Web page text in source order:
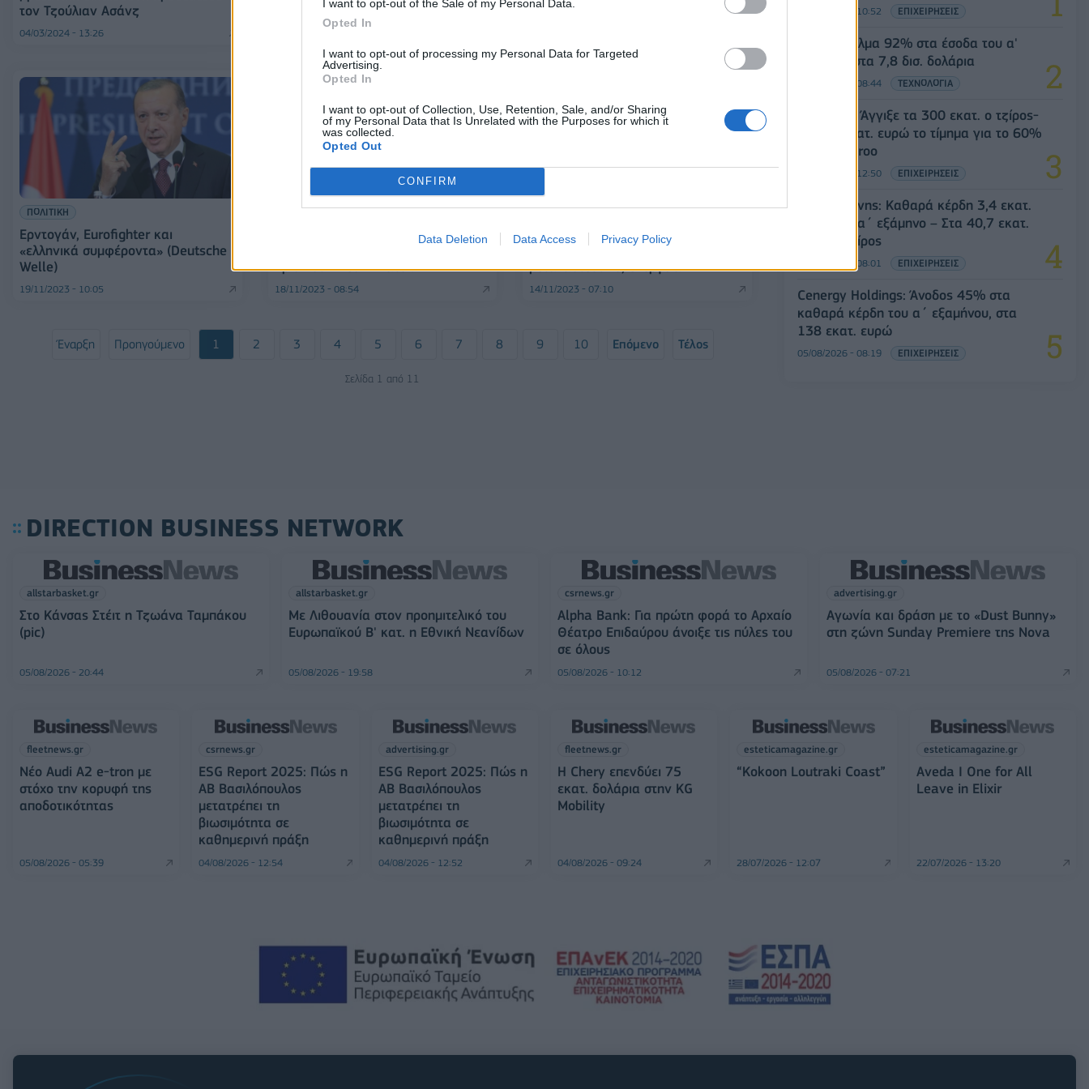
I want to opt-out of the Sale of my Personal Data.
Opted In
I want to opt-out of processing my Personal Data for Targeted
Advertising.
Opted In
I want to opt-out of Collection, Use, Retention, Sale, and/or Sharing
of my Personal Data that Is Unrelated with the Purposes for which it
was collected.
Opted Out
CONFIRM
Data Deletion Data Access Privacy Policy
τον Τζούλιαν Ασάνζ
04/03/2024 - 13:26 19/01/2024 - 21:24
ΠΟΛΙΤΙΚΗ
Ερντογάν, Eurofighter και
«ελληνικά συμφέροντα» (Deutsche
Welle)
19/11/2023 - 10:05
ΚΟΣΜΟΣ
Συνάντηση Σολτς - Ερντογάν:
κρίση στη Μέση Ανατολή
18/11/2023 - 08:54
ΠΟΛΙΤΙΚΗ
Σήμερα η συνάντηση Μητσοτάκη -
Σολτς - Στην ατζέντα οικονομία,
μεταναστευτικό, ενέργεια
14/11/2023 - 07:10
Έναρξη Προηγούμενο 1 2 3 4 5 6 7 8 9 10 Επόμενο Τέλος
Σελίδα 1 από 11
05/08/2026 - 10:52 ΕΠΙΧΕΙΡΗΣΕΙΣ
SpaceX: Άλμα 92% στα έσοδα του α'
τριμήνου στα 7,8 δισ. δολάρια
05/08/2026 - 08:44 ΤΕΧΝΟΛΟΓΙΑ
Evergood: Άγγιξε τα 300 εκατ. ο τζίρος-
Στα 10 εκατ. ευρώ το τίμημα για το 60%
του Jackaroo
05/08/2026 - 12:50 ΕΠΙΧΕΙΡΗΣΕΙΣ
Παπουτσάνης: Καθαρά κέρδη 3,4 εκατ.
ευρώ στο α΄ εξάμηνο – Στα 40,7 εκατ.
ευρώ ο τζίρος
05/08/2026 - 08:01 ΕΠΙΧΕΙΡΗΣΕΙΣ
Cenergy Holdings: Άνοδος 45% στα
καθαρά κέρδη του α΄ εξαμήνου, στα
138 εκατ. ευρώ
05/08/2026 - 08:19 ΕΠΙΧΕΙΡΗΣΕΙΣ
DIRECTION BUSINESS NETWORK
allstarbasket.gr
Στο Κάνσας Στέιτ η Τζωάνα Ταμπάκου
(pic)
05/08/2026 - 20:44
allstarbasket.gr
Με Λιθουανία στον προημιτελικό του
Ευρωπαϊκού Β' κατ. η Εθνική Νεανίδων
05/08/2026 - 19:58
csrnews.gr
Alpha Bank: Για πρώτη φορά το Αρχαίο
Θέατρο Επιδαύρου άνοιξε τις πύλες του
σε όλους
05/08/2026 - 10:12
advertising.gr
Αγωνία και δράση με το «Dust Bunny»
στη ζώνη Sunday Premiere της Nova
05/08/2026 - 07:21
fleetnews.gr
Νέο Audi A2 e-tron με
στόχο την κορυφή της
αποδοτικότητας
05/08/2026 - 05:39
csrnews.gr
ESG Report 2025: Πώς η
ΑΒ Βασιλόπουλος
μετατρέπει τη
βιωσιμότητα σε
καθημερινή πράξη
04/08/2026 - 12:54
advertising.gr
ESG Report 2025: Πώς η
ΑΒ Βασιλόπουλος
μετατρέπει τη
βιωσιμότητα σε
καθημερινή πράξη
04/08/2026 - 12:52
fleetnews.gr
Η Chery επενδύει 75
εκατ. δολάρια στην KG
Mobility
04/08/2026 - 09:24
esteticamagazine.gr
“Kokoon Loutraki Coast”
28/07/2026 - 12:07
esteticamagazine.gr
Aveda I One for All
Leave in Elixir
22/07/2026 - 13:20